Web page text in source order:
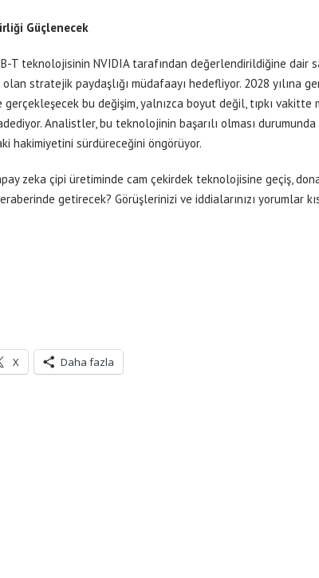
Güçlenecek
T teknolojisinin NVIDIA tarafından değerlendirildiğine dair
olan stratejik paydaşlığı müdafaayı hedefliyor. 2028 yılına
bu değişim, yalnızca boyut değil, tıpkı vakitte
Analistler, bu teknolojinin başarılı olması
hakimiyetini sürdüreceğini öngörüyor.
zeka çipi üretiminde cam çekirdek teknolojisine geçiş,
getirecek? Görüşlerinizi ve iddialarınızı yorumlar
X Daha fazla